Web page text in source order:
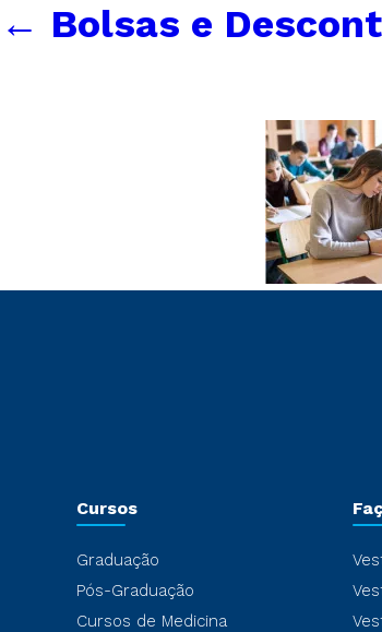
← Bolsas e
Cursos
Graduação
Pós-Graduação
Cursos de Medicina